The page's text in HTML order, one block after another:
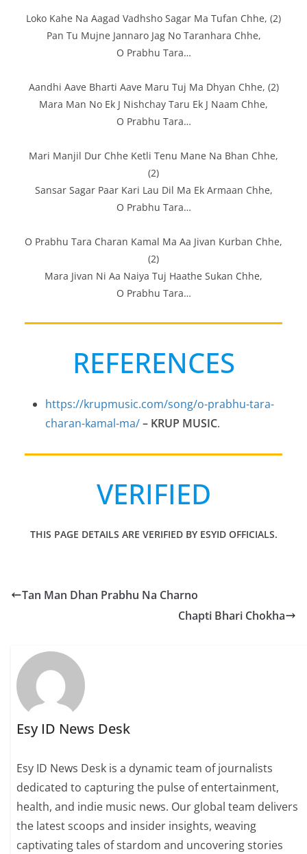
Loko Kahe Na Aagad Vadhsho Sagar Ma Tufan Chhe, (2)
Pan Tu Mujne Jannaro Jag No Taranhara Chhe,
O Prabhu Tara…
Aandhi Aave Bharti Aave Maru Tuj Ma Dhyan Chhe, (2)
Mara Man No Ek J Nishchay Taru Ek J Naam Chhe,
O Prabhu Tara…
Mari Manjil Dur Chhe Ketli Tenu Mane Na Bhan Chhe,
(2)
Sansar Sagar Paar Kari Lau Dil Ma Ek Armaan Chhe,
O Prabhu Tara…
O Prabhu Tara Charan Kamal Ma Aa Jivan Kurban Chhe,
(2)
Mara Jivan Ni Aa Naiya Tuj Haathe Sukan Chhe,
O Prabhu Tara…
REFERENCES
https://krupmusic.com/song/o-prabhu-tara-
charan-kamal-ma/– KRUP MUSIC.
VERIFIED
THIS PAGE DETAILS ARE VERIFIED BY ESYID OFFICIALS.
Tan Man Dhan Prabhu Na Charno
Chapti Bhari Chokha
Esy ID News Desk
Esy ID News Desk is a dynamic team of journalists
dedicated to capturing the pulse of entertainment,
health, and indie music news. Our global team delivers
the latest scoops and insider insights, weaving
captivating tales of stardom and uncovering stories